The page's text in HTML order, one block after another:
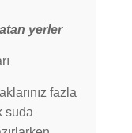
yerler
fazla
suda